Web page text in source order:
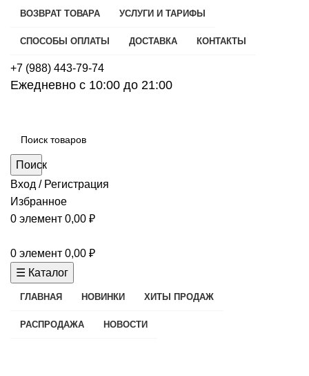
ВОЗВРАТ ТОВАРА УСЛУГИ И ТАРИФЫ
СПОСОБЫ ОПЛАТЫ ДОСТАВКА КОНТАКТЫ
+7 (988) 443-79-74
Ежедневно с 10:00 до 21:00
Поиск
Вход / Регистрация
Избранное
0 элемент 0,00 ₽
0 элемент 0,00 ₽
☰ Каталог
ГЛАВНАЯ НОВИНКИ ХИТЫ ПРОДАЖ
РАСПРОДАЖА НОВОСТИ